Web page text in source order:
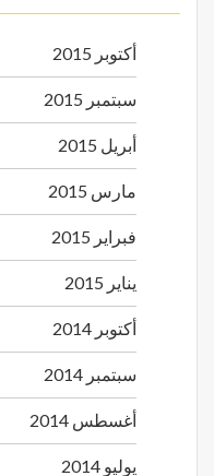
أكتوبر 2015
سبتمبر 2015
أبريل 2015
مارس 2015
فبراير 2015
يناير 2015
أكتوبر 2014
سبتمبر 2014
أغسطس 2014
يوليو 2014